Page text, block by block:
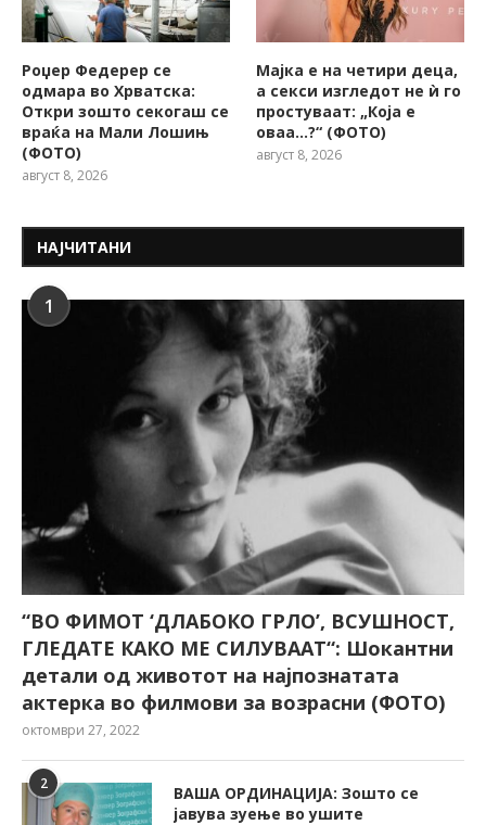
Роџер Федерер се
одмара во Хрватска:
Откри зошто секогаш се
враќа на Мали Лошињ
(ФОТО)
август 8, 2026
Мајка е на четири деца,
а секси изгледот не ѝ го
простуваат: „Која е
оваа…?“ (ФОТО)
август 8, 2026
НАЈЧИТАНИ
1
“ВО ФИМОТ ‘ДЛАБОКО ГРЛО’, ВСУШНОСТ,
ГЛЕДАТЕ КАКО МЕ СИЛУВААТ“: Шокантни
детали од животот на најпознатата
актерка во филмови за возрасни (ФОТО)
октомври 27, 2022
2
ВАША ОРДИНАЦИЈА: Зошто се
јавува зуење во ушите